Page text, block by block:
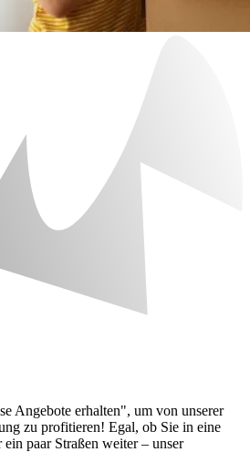
Angebote erhalten", um von unserer
zu profitieren! Egal, ob Sie in eine
paar Straßen weiter – unser